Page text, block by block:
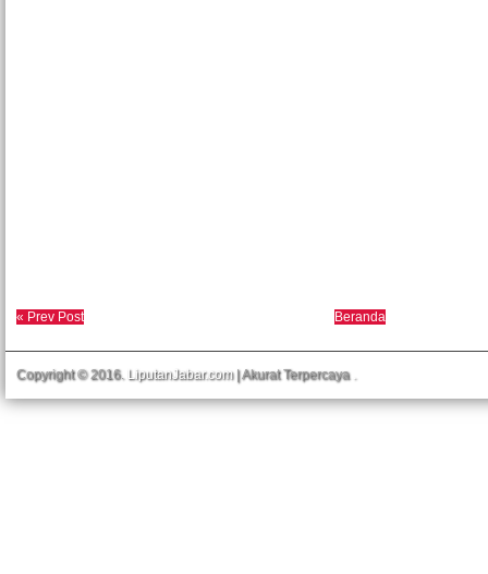
« Prev Post Beranda
Copyright © 2016. LiputanJabar.com| Akurat Terpercaya